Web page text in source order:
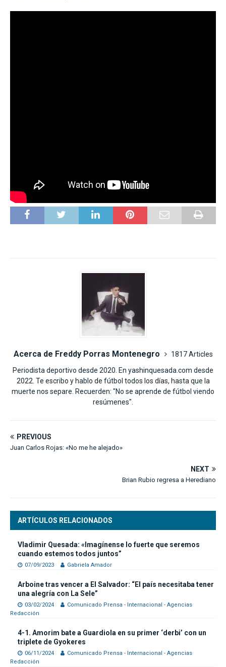
Acerca de Freddy Porras Montenegro
1817 Articles
Periodista deportivo desde 2020. En yashinquesada.com desde
2022. Te escribo y hablo de fútbol todos los días, hasta que la
muerte nos separe. Recuerden: "No se aprende de fútbol viendo
resúmenes".
PREVIOUS
Juan Carlos Rojas: «No me he alejado»
NEXT
Brian Rubio regresa a Herediano
ARTÍCULOS RELACIONADOS
Vladimir Quesada: «Imagínense lo fuerte que seremos
cuando estemos todos juntos”
07/09/2023 Gabriela Amador
Arboine tras vencer a El Salvador: “El país necesitaba tener
una alegría con La Sele”
03/02/2024
Comunicado Prensa - Internacional - Agencias
Redacción
4-1. Amorim bate a Guardiola en su primer ‘derbi’ con un
triplete de Gyokeres
06/11/2024
Comunicado Prensa - Internacional - Agencias
Redacción